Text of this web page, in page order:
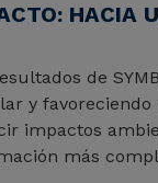
HACIA
de
y
impactos
más